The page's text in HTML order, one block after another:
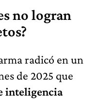
no logran
radicó en un
de 2025 que
inteligencia